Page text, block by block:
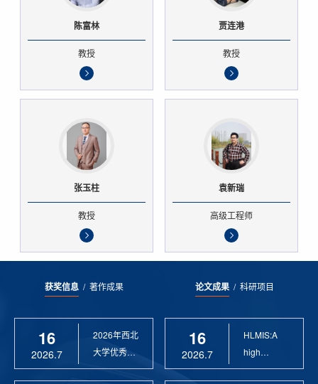
陈富林
教授
贾连港
教授
张玉柱
教授
袁新瑞
高级工程师
获奖信息/ 著作成果
16
2026.7
2026年西北
大学优秀硕
士论文指导
论文成果/ 科研项目
16
2026.7
HLMIS:A
high
Resolution